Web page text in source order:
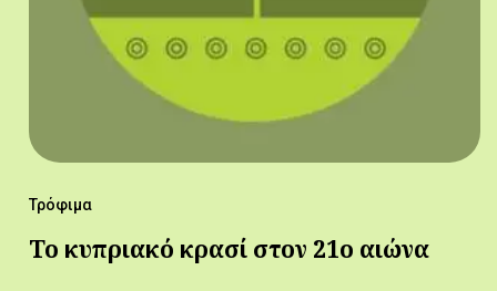
Τρόφιμα
Το κυπριακό κρασί στον 21ο αιώνα